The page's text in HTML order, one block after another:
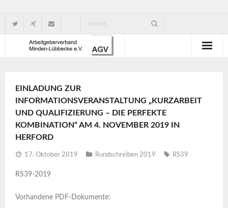
Verbandsorganisation
Ansprechpartner
Gute Gründe für eine Mitgliedschaft
EINLADUNG ZUR
INFORMATIONSVERANSTALTUNG „KURZARBEIT
UND QUALIFIZIERUNG – DIE PERFEKTE
KOMBINATION“ AM 4. NOVEMBER 2019 IN
HERFORD
17. Oktober 2019 Rundschreiben 2019 RS39
RS39-2019
Vorhandene PDF-Dokumente: